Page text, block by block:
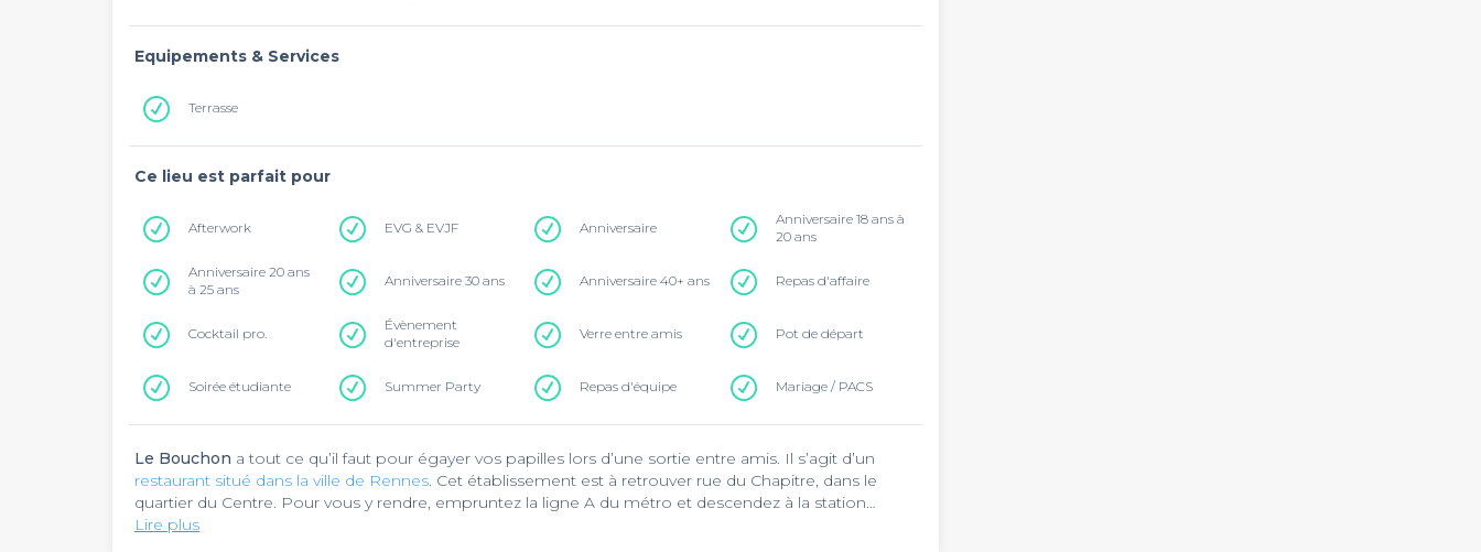
Equipements & Services
Terrasse
Ce lieu est parfait pour
Afterwork EVG & EVJF Anniversaire
Anniversaire 18 ans à
20 ans
Anniversaire 20 ans
à 25 ans
Anniversaire 30 ans Anniversaire 40+ ans Repas d'affaire
Cocktail pro.
Évènement
d'entreprise
Verre entre amis Pot de départ
Soirée étudiante Summer Party Repas d'équipe Mariage / PACS
Le Bouchon a tout ce qu’il faut pour égayer vos papilles lors d’une sortie entre amis. Il s’agit d’un
restaurant situé dans la ville de Rennes. Cet établissement est à retrouver rue du Chapitre, dans le
quartier du Centre. Pour vous y rendre, empruntez la ligne A du métro et descendez à la station
République, à 290 mètres de là.
Lire plus